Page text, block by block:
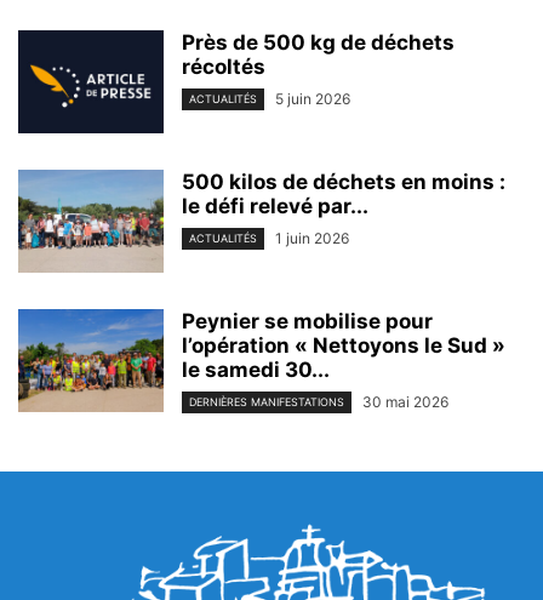
Près de 500 kg de déchets
récoltés
ACTUALITÉS 5 juin 2026
500 kilos de déchets en moins :
le défi relevé par...
ACTUALITÉS 1 juin 2026
Peynier se mobilise pour
l’opération « Nettoyons le Sud »
le samedi 30...
DERNIÈRES MANIFESTATIONS 30 mai 2026